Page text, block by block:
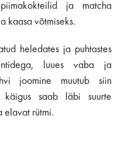
ja matcha
kaasa võtmiseks.
heledates ja puhtastes
luues vaba ja
joomine muutub siin
käigus saab läbi suurte
elavat rütmi.